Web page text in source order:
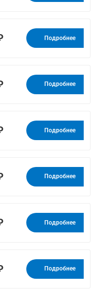
Подробнее
Подробнее
Подробнее
Подробнее
Подробнее
Подробнее